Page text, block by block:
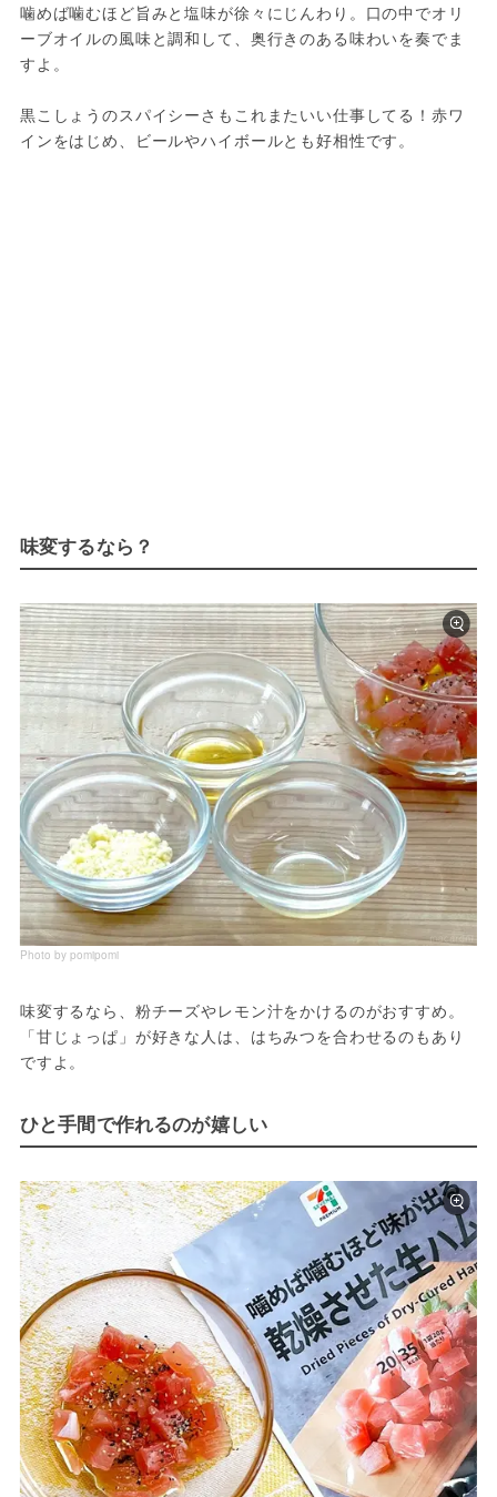
噛めば噛むほど旨みと塩味が徐々にじんわり。口の中でオリ
ーブオイルの風味と調和して、奥行きのある味わいを奏でま
すよ。
黒こしょうのスパイシーさもこれまたいい仕事してる！赤ワ
インをはじめ、ビールやハイボールとも好相性です。
味変するなら？
Photo by pomipomi
味変するなら、粉チーズやレモン汁をかけるのがおすすめ。
「甘じょっぱ」が好きな人は、はちみつを合わせるのもあり
ですよ。
ひと手間で作れるのが嬉しい